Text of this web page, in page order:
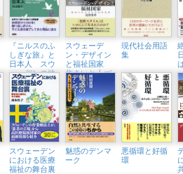
『ニルスのふ
しぎな旅』と
日本人 スウ
ェーデンの地
理読本は何を
伝えてきたの
か
スウェーデ
ン・デザイン
と福祉国家
住まいと人づ
くりの文化史
現代社会用語
集
スウェーデン
における医療
福祉の舞台裏
魅惑のデンマ
ーク
悪循環と好循
環